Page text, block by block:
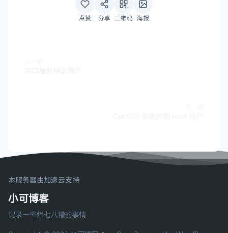
点赞 分享 二维码 海报
本服务器由加速云支持
小可博客
记录一些烂七八糟的事情